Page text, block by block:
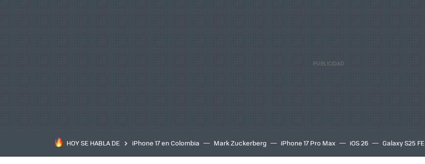
HOY SE HABLA DE iPhone 17 en Colombia Mark Zuckerberg iPhone 17 Pro Max iOS 26 Galaxy S25 FE
inteligente
IA TCL C8K